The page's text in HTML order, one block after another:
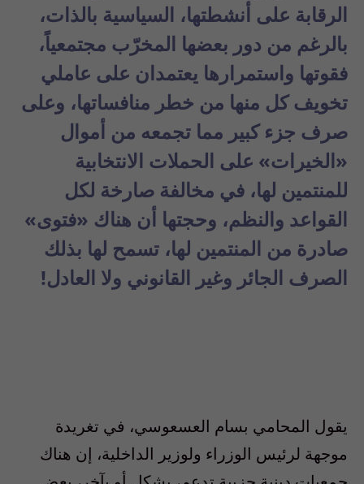
الرقابة على أنشطتها، السياسية بالذات،
بالرغم من دور بعضها المخرّب مجتمعياً،
فقوتها واستمرارها يعتمدان على عاملي
تخويف كل منها من خطر منافساتها، وعلى
صرف جزء كبير مما تجمعه من أموال
«الخيرات» على الحملات الانتخابية
للمنتمين لها، في مخالفة صارخة لكل
القواعد والنظم، وحجتها أن هناك «فتوى»
صادرة من المنتمين لها، تسمح لها بذلك
الصرف الجائر وغير القانوني ولا العادل!
يقول المحامي بسام العسعوسي، في تغريدة
موجهة لرئيس الوزراء ولوزير الداخلية، إن هناك